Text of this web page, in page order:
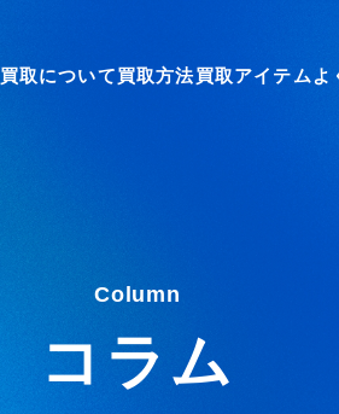
買取について買取方法買取アイテム よ
Column
コラム